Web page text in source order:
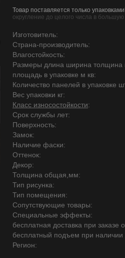
Товар поставляется только
округление до целого числа в большую
Изготовитель:
Страна-производитель:
Влагостойкость:
Размеры длина ширина толщина
площадь в упаковке м кв:
Количество панелей в упаковке
Вес упаковки кг:
Класс износостойкости:
Срок службы лет:
Поверхность:
Замок:
Наличие фаски:
Оттенок:
Декор:
Толщина общая,мм:
Тип рисунка:
Тип помещения:
Сопутствующие товары:
Специальные эффекты:
бесплатная доставка при заказе
бесплатный подъем при
Регион: